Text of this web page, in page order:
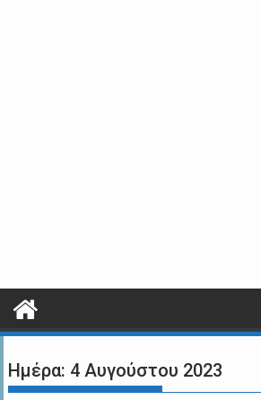
Ημέρα: 4 Αυγούστου 2023